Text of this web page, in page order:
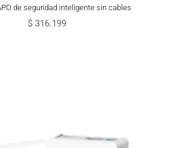
de seguridad inteligente sin cables
$ 316.199